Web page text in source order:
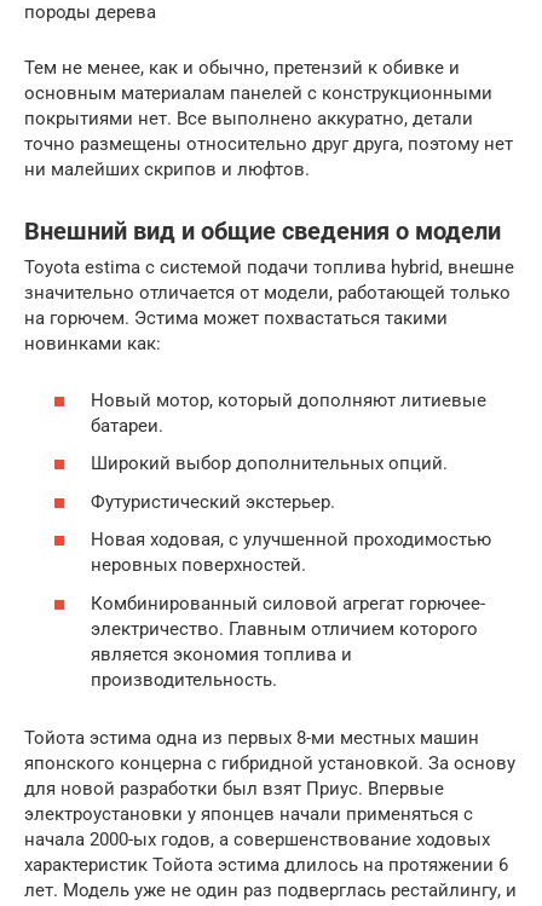
породы дерева
Тем не менее, как и обычно, претензий к обивке и
основным материалам панелей с конструкционными
покрытиями нет. Все выполнено аккуратно, детали
точно размещены относительно друг друга, поэтому нет
ни малейших скрипов и люфтов.
Внешний вид и общие сведения о модели
Toyota estima с системой подачи топлива hybrid, внешне
значительно отличается от модели, работающей только
на горючем. Эстима может похвастаться такими
новинками как:
Новый мотор, который дополняют литиевые
батареи.
Широкий выбор дополнительных опций.
Футуристический экстерьер.
Новая ходовая, с улучшенной проходимостью
неровных поверхностей.
Комбинированный силовой агрегат горючее-
электричество. Главным отличием которого
является экономия топлива и
производительность.
Тойота эстима одна из первых 8-ми местных машин
японского концерна с гибридной установкой. За основу
для новой разработки был взят Приус. Впервые
электроустановки у японцев начали применяться с
начала 2000-ых годов, а совершенствование ходовых
характеристик Тойота эстима длилось на протяжении 6
лет. Модель уже не один раз подверглась рестайлингу, и